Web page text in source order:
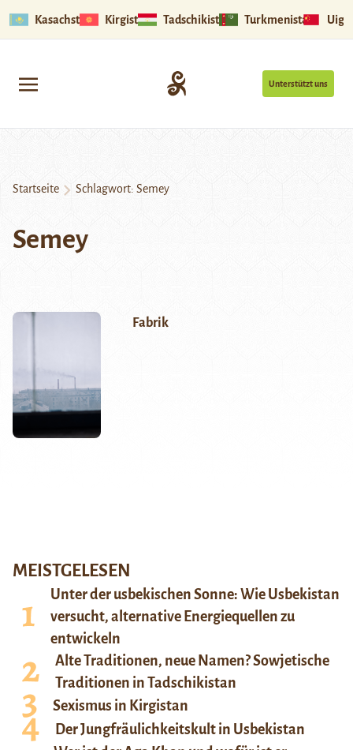
Kasachstan Kirgistan Tadschikistan Turkmenistan
Unterstützt uns
Startseite Schlagwort: Semey
Semey
Fabrik
MEISTGELESEN
Unter der usbekischen Sonne: Wie Usbekistan
versucht, alternative Energiequellen zu
entwickeln
Alte Traditionen, neue Namen? Sowjetische
Traditionen in Tadschikistan
Sexismus in Kirgistan
Der Jungfräulichkeitskult in Usbekistan